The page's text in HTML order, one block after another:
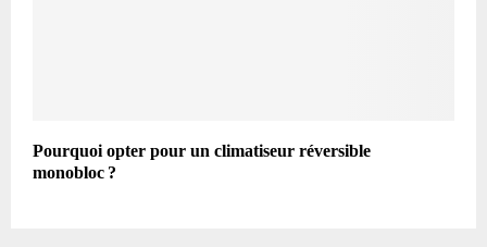
Pourquoi opter pour un climatiseur réversible
monobloc ?